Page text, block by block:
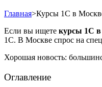
Главная>Курсы 1С в
Если вы ищете курсы 1С
1С. В Москве спрос на
Хорошая новость:
Оглавление